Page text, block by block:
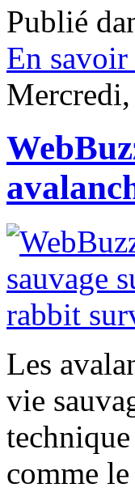
Publié
En
Les
vie
comme